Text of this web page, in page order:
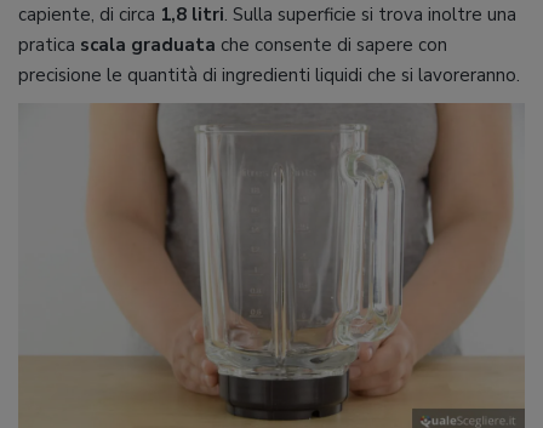
capiente, di circa 1,8 litri. Sulla superficie si trova inoltre una
pratica scala graduata che consente di sapere con
precisione le quantità di ingredienti liquidi che si lavoreranno.